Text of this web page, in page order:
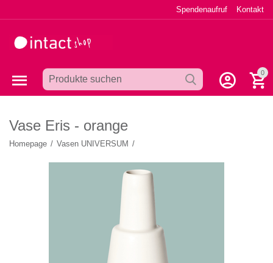
Spendenaufruf Kontakt
0
Vase Eris - orange
Homepage / Vasen UNIVERSUM /